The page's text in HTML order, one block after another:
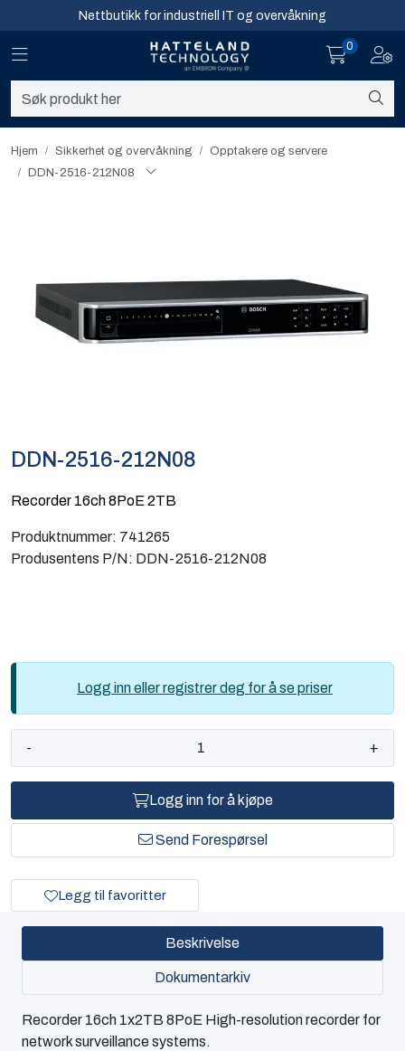
Skip to main contentNettbutikk for industriell IT og overvåkning
Toggle navigation
0
Hjem Sikkerhet og overvåkning
Opptakere og servere
DDN-2516-212N08
DDN-2516-212N08
Recorder 16ch 8PoE 2TB
Produktnummer: 741265
Produsentens P/N: DDN-2516-212N08
Logg inn eller registrer deg for å se priser
- +
Logg inn for å kjøpe
Send Forespørsel
Legg til favoritter
Beskrivelse
Dokumentarkiv
Recorder 16ch 1x2TB 8PoE High-resolution recorder for
network surveillance systems.
Nettverk
Computing
Sikkerhet og overvåkning